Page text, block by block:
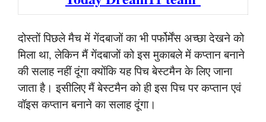
दोस्तों पिछले मैच में गेंदबाजों का भी पर्फोर्मेंस अच्छा देखने को
मिला था, लेकिन मैं गेंदबाजों को इस मुकाबले में कप्तान बनाने
की सलाह नहीं दूंगा क्योंकि यह पिच बेस्टमैन के लिए जाना
जाता है। इसीलिए मैं बेस्टमैन को ही इस पिच पर कप्तान एवं
वॉइस कप्तान बनाने का सलाह दूंगा।